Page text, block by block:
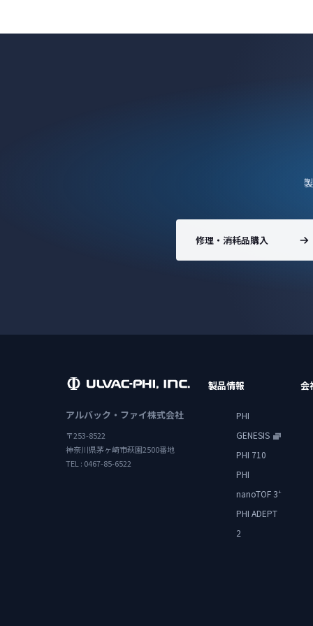
修理・消耗品購入
アルバック・ファイ株式会社
〒253-8522
神奈川県茅ヶ崎市萩園2500番地
TEL : 0467-85-6522
製品情報
PHI
GENESIS
PHI 710
PHI
nanoTOF 3+
PHI ADEPT
2
会